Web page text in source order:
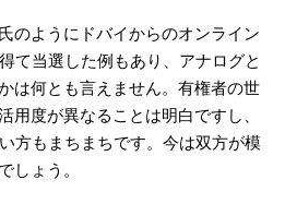
のようにドバイからのオンライン
て当選した例もあり、アナログと
は何とも言えません。有権者の世
用度が異なることは明白ですし、
方もまちまちです。今は双方が模
しょう。